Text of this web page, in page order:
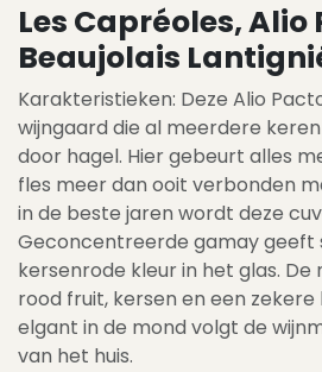
Les Capréoles, Alio
Beaujolais
Karakteristieken: Deze Alio
wijngaard die al meerdere
door hagel. Hier gebeurt alles
fles meer dan ooit verbonden
in de beste jaren wordt deze
Geconcentreerde gamay geeft
kersenrode kleur in het glas. De
rood fruit, kersen en een zekere
elgant in de mond volgt de
van het huis.